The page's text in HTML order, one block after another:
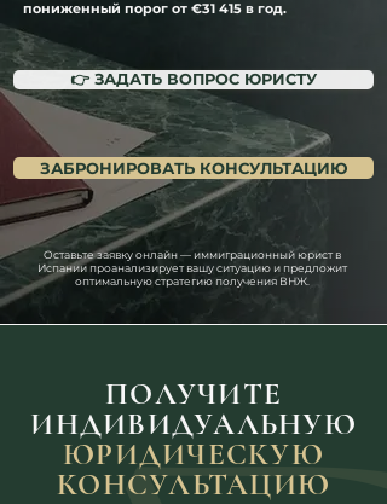
пониженный порог от €31 415 в год.
👉 ЗАДАТЬ ВОПРОС ЮРИСТУ
ЗАБРОНИРОВАТЬ КОНСУЛЬТАЦИЮ
Оставьте заявку онлайн — иммиграционный юрист в
Испании проанализирует вашу ситуацию и предложит
оптимальную стратегию получения ВНЖ.
ПОЛУЧИТЕ
ИНДИВИДУАЛЬНУЮ
ЮРИДИЧЕСКУЮ
КОНСУЛЬТАЦИЮ